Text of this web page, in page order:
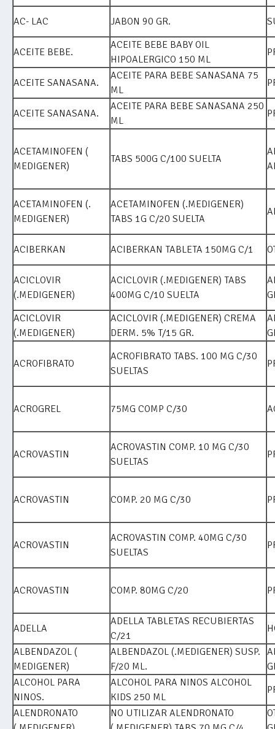
AC- LAC JABON 90 GR.
ACEITE BEBE.
ACEITE BEBE BABY OIL
HIPOALERGICO 150 ML
ACEITE SANASANA.
ACEITE PARA BEBE SANASANA 75
ML
ACEITE SANASANA.
ACEITE PARA BEBE SANASANA 250
ML
ACETAMINOFEN (
MEDIGENER)
TABS 500G C/100 SUELTA
ACETAMINOFEN (.
MEDIGENER)
ACETAMINOFEN (.MEDIGENER)
TABS 1G C/20 SUELTA
ACIBERKAN ACIBERKAN TABLETA 150MG C/1
ACICLOVIR
(.MEDIGENER)
ACICLOVIR (.MEDIGENER) TABS
400MG C/10 SUELTA
ACICLOVIR
(.MEDIGENER)
ACICLOVIR (.MEDIGENER) CREMA
DERM. 5% T/15 GR.
ACROFIBRATO
ACROFIBRATO TABS. 100 MG C/30
SUELTAS
ACROGREL 75MG COMP C/30
ACROVASTIN
ACROVASTIN COMP. 10 MG C/30
SUELTAS
ACROVASTIN COMP. 20 MG C/30
ACROVASTIN
ACROVASTIN COMP. 40MG C/30
SUELTAS
ACROVASTIN COMP. 80MG C/20
ADELLA
ADELLA TABLETAS RECUBIERTAS
C/21
ALBENDAZOL (
MEDIGENER)
ALBENDAZOL (.MEDIGENER) SUSP.
F/20 ML.
ALCOHOL PARA
NINOS.
ALCOHOL PARA NINOS ALCOHOL
KIDS 250 ML
ALENDRONATO
NO UTILIZAR ALENDRONATO